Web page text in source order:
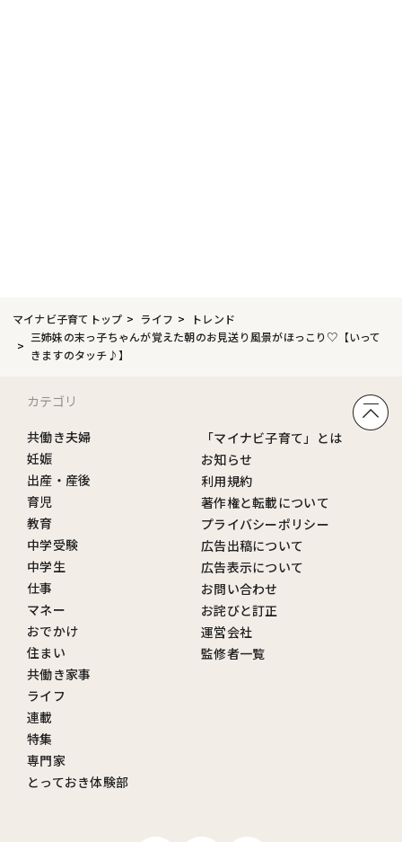
マイナビ子育てトップ ライフ
トレンド
三姉妹の末っ子ちゃんが覚えた朝のお見送り風景がほっこり♡【いって
きますのタッチ♪】
カテゴリ
共働き夫婦
妊娠
出産・産後
育児
教育
中学受験
中学生
仕事
マネー
おでかけ
住まい
共働き家事
ライフ
連載
特集
専門家
とっておき体験部
「マイナビ子育て」とは
お知らせ
利用規約
著作権と転載について
プライバシーポリシー
広告出稿について
広告表示について
お問い合わせ
お詫びと訂正
運営会社
監修者一覧